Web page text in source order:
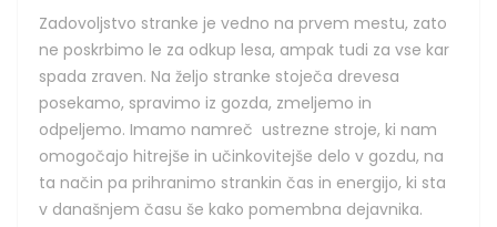
Zadovoljstvo stranke je vedno na prvem mestu, zato
ne poskrbimo le za odkup lesa, ampak tudi za vse kar
spada zraven. Na željo stranke stoječa drevesa
posekamo, spravimo iz gozda, zmeljemo in
odpeljemo. Imamo namreč ustrezne stroje, ki nam
omogočajo hitrejše in učinkovitejše delo v gozdu, na
ta način pa prihranimo strankin čas in energijo, ki sta
v današnjem času še kako pomembna dejavnika.